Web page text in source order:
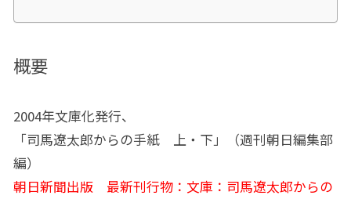
概要
2004年文庫化発行、
「司馬遼太郎からの手紙 上・下」（週刊朝日編集部
編）
朝日新聞出版 最新刊行物：文庫：司馬遼太郎からの